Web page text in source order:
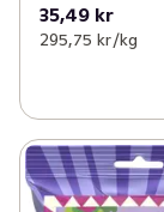
35,49 kr
295,75 kr /kg